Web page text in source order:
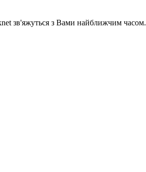
зв'яжуться з Вами найближчим часом.